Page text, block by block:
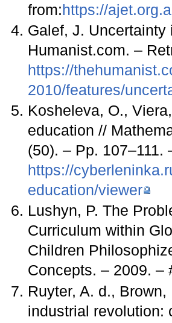
from:https://
Galef, J. Uncertainty
Humanist.com. –
https://
2010/features/
Kosheleva, O.,
education //
(50). – Pp. 107–111.
https://
education/viewer
Lushyn, P. The
Curriculum within
Children
Concepts. – 2009. –
Ruyter, A. d.,
industrial revolution: